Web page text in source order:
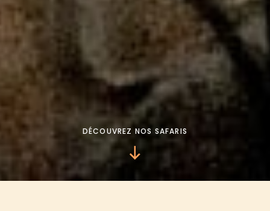
DÉCOUVREZ NOS SAFARIS